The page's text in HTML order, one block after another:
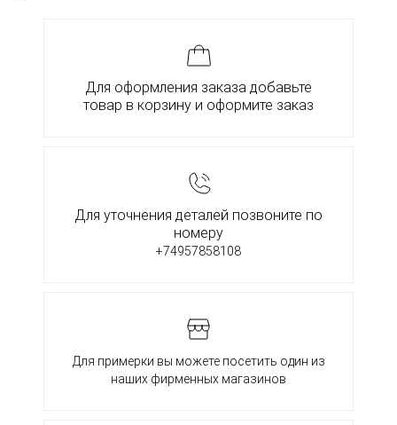
Для оформления заказа добавьте
товар в корзину и оформите заказ
Для уточнения деталей позвоните по
номеру
+74957858108
Для примерки вы можете посетить один из
наших фирменных магазинов